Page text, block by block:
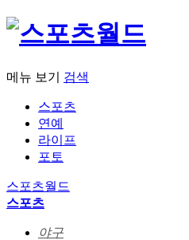
메뉴 보기 검색
스포츠
연예
라이프
포토
스포츠월드
스포츠
야구